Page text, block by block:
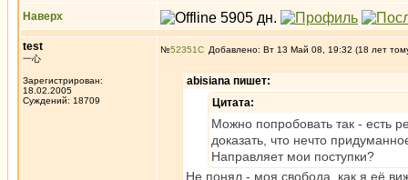
Наверх
test
一心
Зарегистрирован:
18.02.2005
Суждений: 18709
№52351 Добавлено: Вт 13 Май 08, 19:32 (18 лет
abisiana пишет:
Цитата:
Можно попробовать так - есть
доказать, что нечто
Направляет мои поступки?
Не понял - моя свобода, как я её